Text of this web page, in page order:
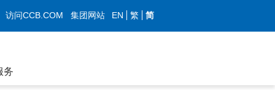
访问CCB.COM 集团网站 EN 繁 简
务